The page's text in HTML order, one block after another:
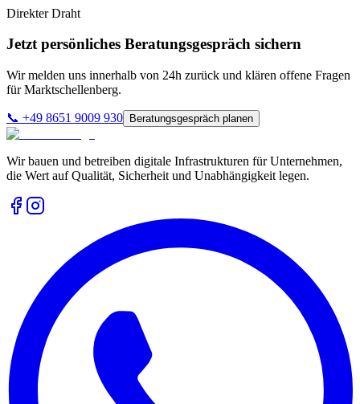
Direkter Draht
Jetzt persönliches Beratungsgespräch sichern
Wir melden uns innerhalb von 24h zurück und klären offene Fragen
fürMarktschellenberg.
📞 +49 8651 9009 930 Beratungsgespräch planen
Wir bauen und betreiben digitale Infrastrukturen für Unternehmen,
die Wert auf Qualität, Sicherheit und Unabhängigkeit legen.